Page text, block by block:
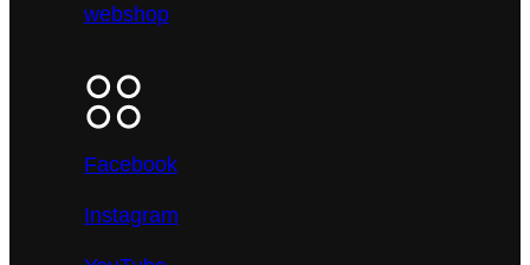
webshop
Facebook
Instagram